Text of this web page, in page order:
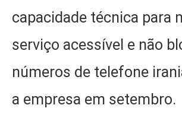
capacidade técnica para
serviço acessível e não
números de telefone
a empresa em setembro.